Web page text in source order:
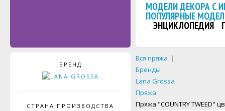
МОДЕЛИ ДЕКОРА С
ПОПУЛЯРНЫЕ
ЭНЦИКЛОПЕДИЯ
БРЕНД
СТРАНА ПРОИЗВОДСТВА
Вся пряжа |
Бренды
Lana Grossa
Пряжа
Пряжа "COUNTRY TWEED"